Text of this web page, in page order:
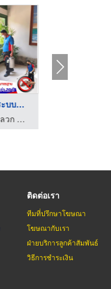
รับเหมาวางระบบกำจัดป ...
บริษัทกำจัดปลวก กำจัดแมลง พัทยา ชลบุรี ระยอง
ติดต่อเรา
ทีมที่ปรึกษาโฆษณา
โฆษณากับเรา
ฝ่ายบริการลูกค้าสัมพันธ์
วิธีการชำระเงิน